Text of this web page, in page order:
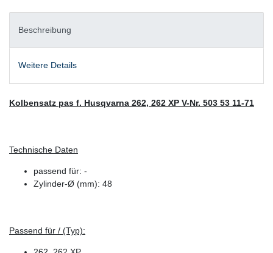
Beschreibung
Weitere Details
Kolbensatz pas f. Husqvarna 262, 262 XP V-Nr. 503 53 11-71
Technische Daten
passend für: -
Zylinder-Ø (mm): 48
Passend für / (Typ):